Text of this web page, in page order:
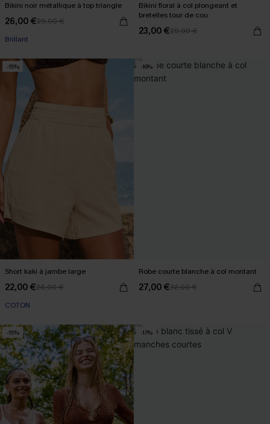
Bikini noir métallique à top triangle
26,00 €29,00 €
Brillant
Bikini floral à col plongeant et
bretelles tour de cou
23,00 €29,00 €
-15%
Short kaki à jambe large
22,00 €26,00 €
COTON
-16%
Robe courte blanche à col montant
27,00 €32,00 €
-15% -17%